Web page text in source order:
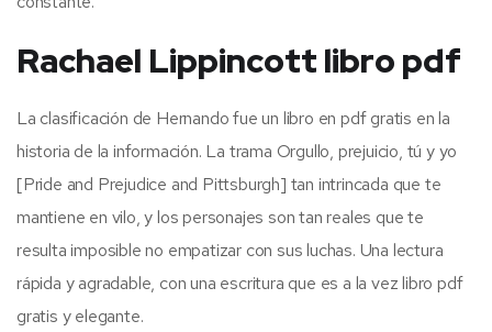
Rachael Lippincott libro pdf
La clasificación de Hernando fue un libro en pdf gratis en la
historia de la información. La trama Orgullo, prejuicio, tú y yo
[Pride and Prejudice and Pittsburgh] tan intrincada que te
mantiene en vilo, y los personajes son tan reales que te
resulta imposible no empatizar con sus luchas. Una lectura
rápida y agradable, con una escritura que es a la vez libro pdf
gratis y elegante.